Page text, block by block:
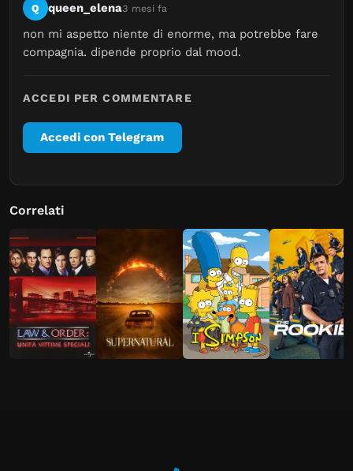
Q queen_elena3 mesi fa
non mi aspetto niente di enorme, ma potrebbe fare
compagnia. dipende proprio dal mood.
ACCEDI PER COMMENTARE
Accedi con Telegram
Correlati